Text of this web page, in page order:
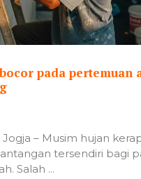
pada pertemuan
Jogja – Musim hujan
tersendiri bagi
Salah ...